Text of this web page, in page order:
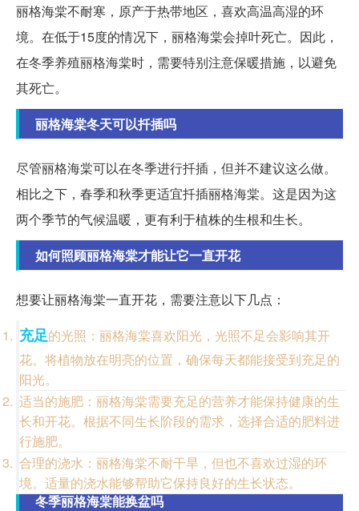
丽格海棠不耐寒，原产于热带地区，喜欢高温高湿的环
境。在低于15度的情况下，丽格海棠会掉叶死亡。因此，
在冬季养殖丽格海棠时，需要特别注意保暖措施，以避免
其死亡。
丽格海棠冬天可以扦插吗
尽管丽格海棠可以在冬季进行扦插，但并不建议这么做。
相比之下，春季和秋季更适宜扦插丽格海棠。这是因为这
两个季节的气候温暖，更有利于植株的生根和生长。
如何照顾丽格海棠才能让它一直开花
想要让丽格海棠一直开花，需要注意以下几点：
充足的光照：丽格海棠喜欢阳光，光照不足会影响其开
花。将植物放在明亮的位置，确保每天都能接受到充足的
阳光。
适当的施肥：丽格海棠需要充足的营养才能保持健康的生
长和开花。根据不同生长阶段的需求，选择合适的肥料进
行施肥。
合理的浇水：丽格海棠不耐干旱，但也不喜欢过湿的环
境。适量的浇水能够帮助它保持良好的生长状态。
冬季丽格海棠能换盆吗